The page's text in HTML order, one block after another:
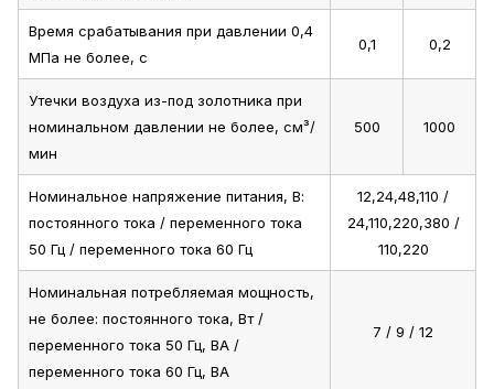
Время срабатывания при давлении 0,4
МПа не более, с
0,1 0,2
Утечки воздуха из-под золотника при
номинальном давлении не более, см³/
мин
500 1000
Номинальное напряжение питания, В:
постоянного тока / переменного тока
50 Гц / переменного тока 60 Гц
12,24,48,110 /
24,110,220,380 /
110,220
Номинальная потребляемая мощность,
не более: постоянного тока, Вт /
переменного тока 50 Гц, ВА /
переменного тока 60 Гц, ВА
7 / 9 / 12